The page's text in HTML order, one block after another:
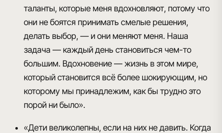
таланты, которые меня вдохновляют, потому что
они не боятся принимать смелые решения,
делать выбор, — и они меняют меня. Наша
задача — каждый день становиться чем-то
большим. Вдохновение — жизнь в этом мире,
который становится всё более шокирующим, но
которому мы принадлежим, как бы трудно это
порой ни было».
«Дети великолепны, если на них не давить. Когда